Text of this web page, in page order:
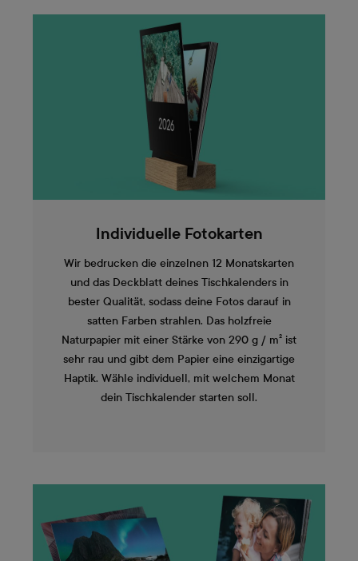
Individuelle Fotokarten
Wir bedrucken die einzelnen 12 Monatskarten
und das Deckblatt deines Tischkalenders in
bester Qualität, sodass deine Fotos darauf in
satten Farben strahlen. Das holzfreie
Naturpapier mit einer Stärke von 290 g / m² ist
sehr rau und gibt dem Papier eine einzigartige
Haptik. Wähle individuell, mit welchem Monat
dein Tischkalender starten soll.